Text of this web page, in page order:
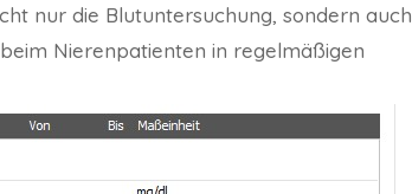
nur die Blutuntersuchung, sondern auch
Nierenpatienten in regelmäßigen